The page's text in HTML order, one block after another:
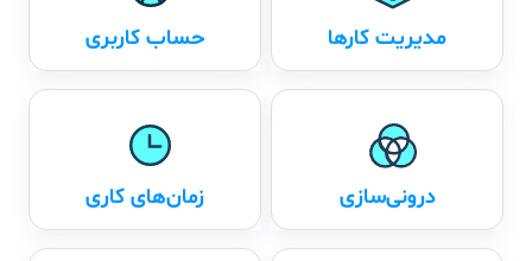
مدیریت کارها حساب کاربری
درونی‌سازی زمان‌های کاری